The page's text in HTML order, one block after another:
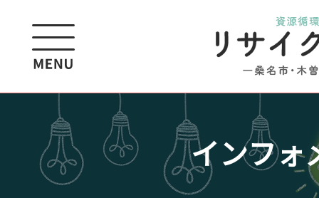
インフォ